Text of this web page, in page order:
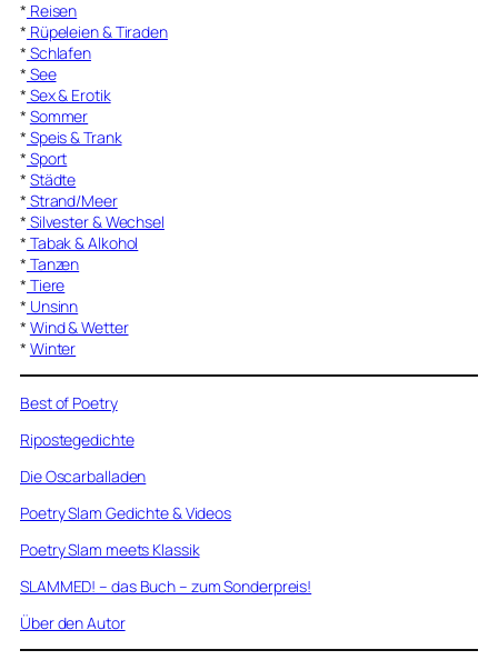
* Reisen
* Rüpeleien & Tiraden
* Schlafen
* See
* Sex & Erotik
* Sommer
* Speis & Trank
* Sport
* Städte
* Strand/Meer
* Silvester & Wechsel
* Tabak & Alkohol
* Tanzen
* Tiere
* Unsinn
* Wind & Wetter
* Winter
Best of Poetry
Ripostegedichte
Die Oscarballaden
Poetry Slam Gedichte & Videos
Poetry Slam meets Klassik
SLAMMED! – das Buch – zum Sonderpreis!
Über den Autor